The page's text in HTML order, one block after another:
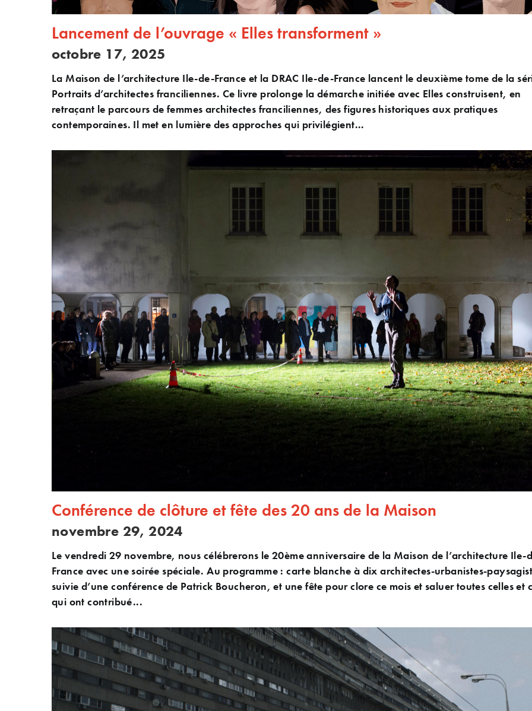
Lancement de l’ouvrage « Elles transforment »
octobre 17, 2025
La Maison de l’architecture Ile-de-France et la DRAC Ile-de-France lancent le deuxième tome de la
Portraits d’architectes franciliennes. Ce livre prolonge la démarche initiée avec Elles construisent, en
retraçant le parcours de femmes architectes franciliennes, des figures historiques aux pratiques
contemporaines. Il met en lumière des approches qui privilégient...
Conférence de clôture et fête des 20 ans de la Maison
novembre 29, 2024
Le vendredi 29 novembre, nous célébrerons le 20ème anniversaire de la Maison de l’architecture Ile-
France avec une soirée spéciale. Au programme : carte blanche à dix architectes-urbanistes-
suivie d’une conférence de Patrick Boucheron, et une fête pour clore ce mois et saluer toutes celles et
qui ont contribué...